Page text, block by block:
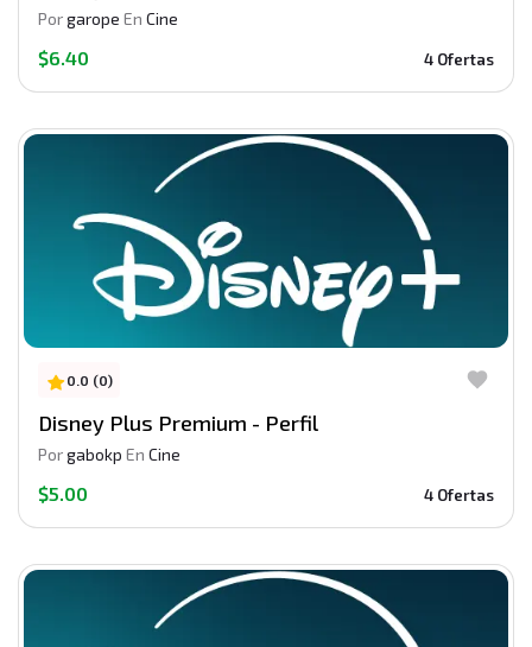
Porgarope En Cine
$6.40 4 Ofertas
0.0 (0)
Disney Plus Premium - Perfil
Porgabokp En Cine
$5.00 4 Ofertas